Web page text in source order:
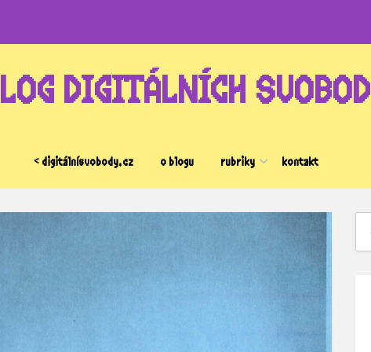
DIGITÁLNÍCH SVOBOD
< digitálnísvobody.cz o blogu rubriky kontakt